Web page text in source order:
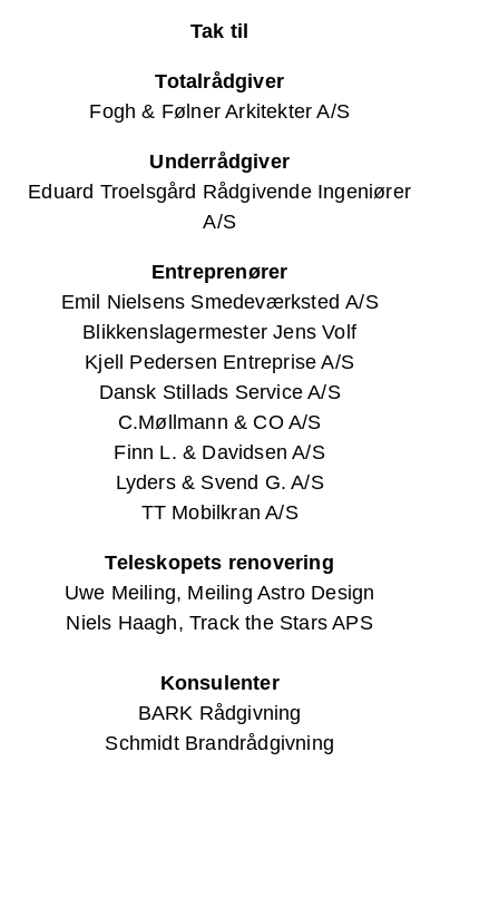
Tak til
Totalrådgiver
Fogh & Følner Arkitekter A/S
Underrådgiver
Eduard Troelsgård Rådgivende Ingeniører
A/S
Entreprenører
Emil Nielsens Smedeværksted A/S
Blikkenslagermester Jens Volf
Kjell Pedersen Entreprise A/S
Dansk Stillads Service A/S
C.Møllmann & CO A/S
Finn L. & Davidsen A/S
Lyders & Svend G. A/S
TT Mobilkran A/S
Teleskopets renovering
Uwe Meiling, Meiling Astro Design
Niels Haagh, Track the Stars APS
Konsulenter
BARK Rådgivning
Schmidt Brandrådgivning